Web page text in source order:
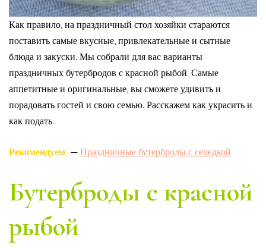
Как правило, на праздничный стол хозяйки стараются
поставить самые вкусные, привлекательные и сытные
блюда и закуски. Мы собрали для вас варианты
праздничных бутербродов с красной рыбой. Самые
аппетитные и оригинальные, вы сможете удивить и
порадовать гостей и свою семью. Расскажем как украсить и
как подать.
Рекомендуем — Праздничные бутерброды с селедкой
Бутерброды с красной
рыбой